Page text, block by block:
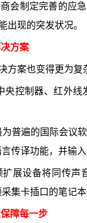
会制定完善的应
出现的突发状况。
方案
方案也变得更为复
央控制器、红外
普遍的国际会议
传译功能，并输
展设备将同传声
集卡插口的笔记
障每一步